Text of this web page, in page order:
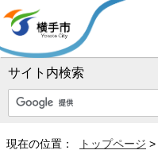
サイト内検索
現在の位置： トップページ >